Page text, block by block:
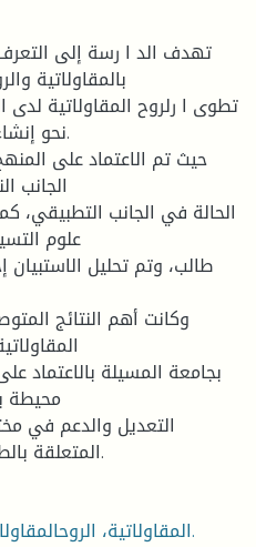
تهدف الد ا رسة إلى
بالمقاولاتیة
تطوی ا رلروح المقاولاتیة
نحو
حیث تم الاعتماد على
الجانب
الحالة في الجانب التطبیقي،
علوم
وكانت أهم النتائج
بجامعة المسیلة بالاعتماد
محیطة
التعدیل والدعم في
المتعلقة بالطالب أو تلك البیئیة المحیطة به.
المقاولاتیة، الروحالمقاولاتیة، الجامعة، الطالب الجامعي.